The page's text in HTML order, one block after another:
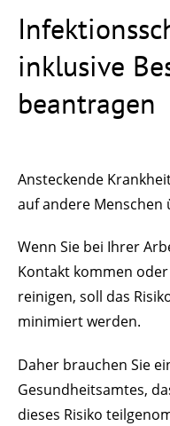
inklusive
beantragen
Ansteckende
auf andere
Wenn Sie bei Ihrer
Kontakt kommen
reinigen, soll das
minimiert werden.
Daher brauchen Sie
Gesundheitsamtes,
dieses Risiko